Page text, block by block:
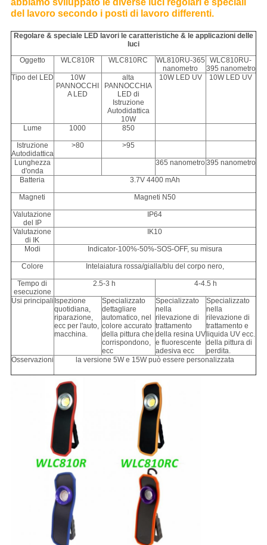
del lavoro secondo i posti di lavoro differenti.
Regolare & speciale LED lavori le caratteristiche & le applicazioni delle
luci
Oggetto
WLC810R WLC810RC
WL810RU-365
nanometro
WLC810RU-
395 nanometro
Tipo del LED
10W
PANNOCCHI
A LED
alta
PANNOCCHIA
LED di
Istruzione
Autodidattica
10W
10W LED UV 10W LED UV
Lume 1000 850
Istruzione
Autodidattica
>80 >95
Lunghezza
d'onda
365 nanometro395 nanometro
Batteria 3.7V 4400 mAh
Magneti Magneti N50
Valutazione
del IP
IP64
Valutazione
di IK
IK10
Modi Indicator-100%-50%-SOS-OFF, su misura
Colore Intelaiatura rossa/gialla/blu del corpo nero,
Tempo di
esecuzione
2.5-3 h 4-4.5 h
Usi principali Ispezione
quotidiana,
riparazione,
ecc per l'auto,
macchina.
Specializzato
dettagliare
automatico, nel
colore accurato
della pittura che
corrispondono,
ecc
Specializzato
nella
rilevazione di
trattamento
della resina UV
e fluorescente
adesiva ecc
Specializzato
nella
rilevazione di
trattamento e
liquida UV ecc.
della pittura di
perdita.
Osservazioni
la versione 5W e 15W può essere personalizzata